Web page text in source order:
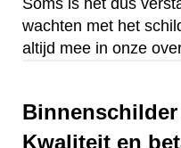
Soms is het dus
wachten met het
altijd mee in onze
Kwaliteit en